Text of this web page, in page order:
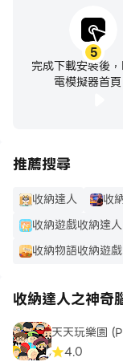
5
完成下載安裝後
電模擬器首頁
推薦搜尋
收納達人 收
收納遊戲收納達
收納物語收納遊
收納達人之神奇
天天玩樂園
4.0